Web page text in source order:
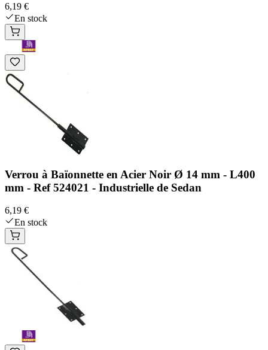
6,19 €
En stock
Verrou à Baïonnette en Acier Noir Ø 14 mm - L400
mm - Ref 524021 - Industrielle de Sedan
6,19 €
En stock